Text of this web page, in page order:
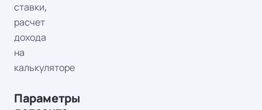
ставки,
расчет
дохода
на
калькуляторе
Параметры